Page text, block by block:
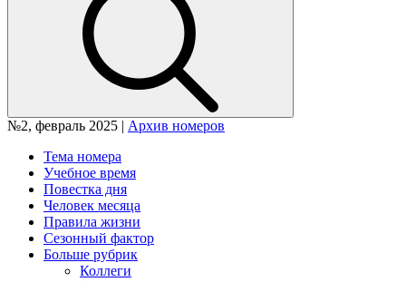
№2, февраль 2025 | Архив номеров
Тема номера
Учебное время
Повестка дня
Человек месяца
Правила жизни
Сезонный фактор
Больше рубрик
Коллеги